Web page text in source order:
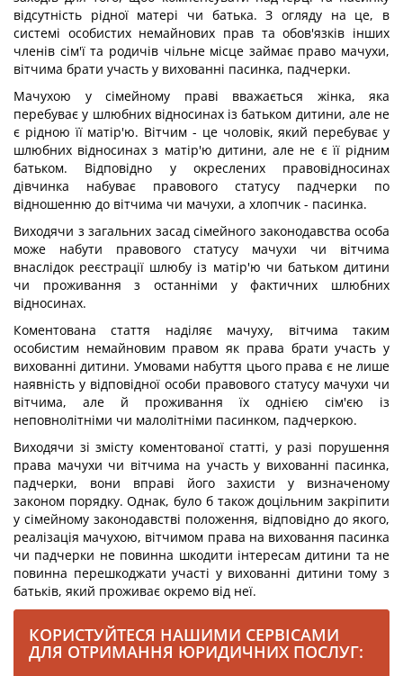
відсутність рідної матері чи батька. З огляду на це, в
системі особистих немайнових прав та обов'язків інших
членів сім'ї та родичів чільне місце займає право мачухи,
вітчима брати участь у вихованні пасинка, падчерки.
Мачухою у сімейному праві вважається жінка, яка
перебуває у шлюбних відносинах із батьком дитини, але не
є рідною її матір'ю. Вітчим - це чоловік, який перебуває у
шлюбних відносинах з матір'ю дитини, але не є її рідним
батьком. Відповідно у окреслених правовідносинах
дівчинка набуває правового статусу падчерки по
відношенню до вітчима чи мачухи, а хлопчик - пасинка.
Виходячи з загальних засад сімейного законодавства особа
може набути правового статусу мачухи чи вітчима
внаслідок реєстрації шлюбу із матір'ю чи батьком дитини
чи проживання з останніми у фактичних шлюбних
відносинах.
Коментована стаття наділяє мачуху, вітчима таким
особистим немайновим правом як права брати участь у
вихованні дитини. Умовами набуття цього права є не лише
наявність у відповідної особи правового статусу мачухи чи
вітчима, але й проживання їх однією сім'єю із
неповнолітніми чи малолітніми пасинком, падчеркою.
Виходячи зі змісту коментованої статті, у разі порушення
права мачухи чи вітчима на участь у вихованні пасинка,
падчерки, вони вправі його захисти у визначеному
законом порядку. Однак, було б також доцільним закріпити
у сімейному законодавстві положення, відповідно до якого,
реалізація мачухою, вітчимом права на виховання пасинка
чи падчерки не повинна шкодити інтересам дитини та не
повинна перешкоджати участі у вихованні дитини тому з
батьків, який проживає окремо від неї.
КОРИСТУЙТЕСЯ НАШИМИ СЕРВІСАМИ
ДЛЯ ОТРИМАННЯ ЮРИДИЧНИХ ПОСЛУГ: